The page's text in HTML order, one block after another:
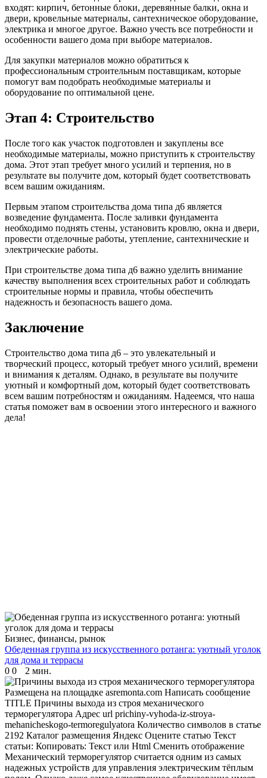
входят: кирпич, бетонные блоки, деревянные балки, окна и
двери, кровельные материалы, сантехническое оборудование,
электрика и многое другое. Важно учесть все потребности и
особенности вашего дома при выборе материалов.
Для закупки материалов можно обратиться к
профессиональным строительным поставщикам, которые
помогут вам подобрать необходимые материалы и
оборудование по оптимальной цене.
Этап 4: Строительство
После того как участок подготовлен и закуплены все
необходимые материалы, можно приступить к строительству
дома. Этот этап требует много усилий и терпения, но в
результате вы получите дом, который будет соответствовать
всем вашим ожиданиям.
Первым этапом строительства дома типа д6 является
возведение фундамента. После заливки фундамента
необходимо поднять стены, установить кровлю, окна и двери,
провести отделочные работы, утепление, сантехнические и
электрические работы.
При строительстве дома типа д6 важно уделить внимание
качеству выполнения всех строительных работ и соблюдать
строительные нормы и правила, чтобы обеспечить
надежность и безопасность вашего дома.
Заключение
Строительство дома типа д6 – это увлекательный и
творческий процесс, который требует много усилий, времени
и внимания к деталям. Однако, в результате вы получите
уютный и комфортный дом, который будет соответствовать
всем вашим потребностям и ожиданиям. Надеемся, что наша
статья поможет вам в освоении этого интересного и важного
дела!
Бизнес, финансы, рынок
Обеденная группа из искусственного ротанга: уютный уголок
для дома и террасы
0 0 2 мин.